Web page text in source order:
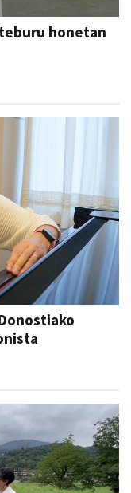
honetan